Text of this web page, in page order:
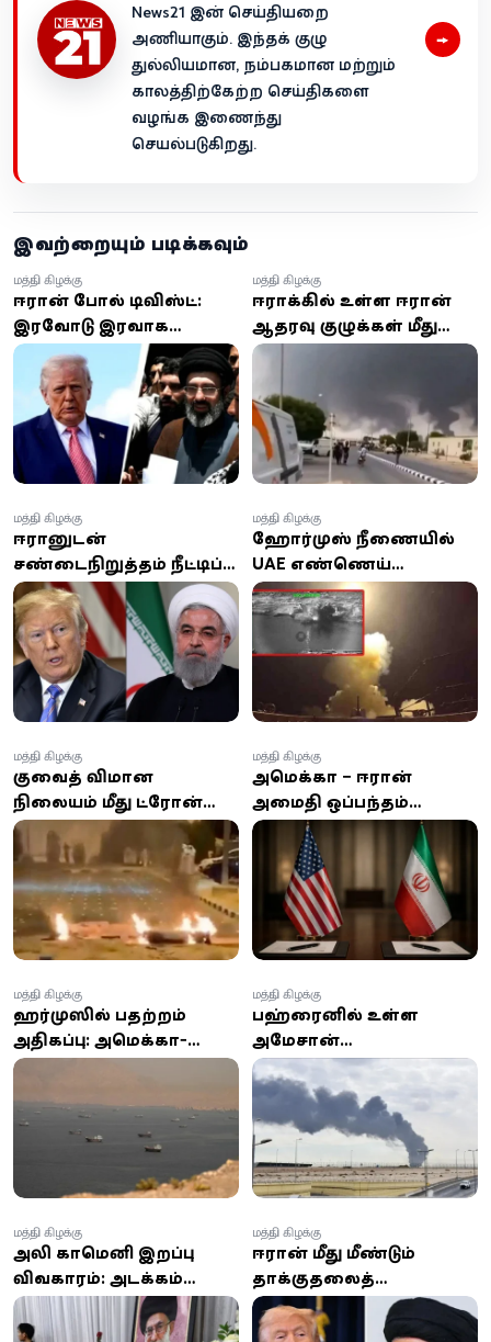
News21 இன் செய்தியறை
அணியாகும். இந்தக் குழு
துல்லியமான, நம்பகமான மற்றும்
காலத்திற்கேற்ற செய்திகளை
வழங்க இணைந்து
செயல்படுகிறது.
→
இவற்றையும் படிக்கவும்
ஈரான் போரில் டிவிஸ்ட்:
இரவோடு இரவாக
பாகிஸ்தானுக்குக்
கிளம்பும் ஈரான்
வெளியுறவு அமைச்சர் -
திடீர் பயணம் ஏன்?
மத்திய கிழக்கு
ஈராக்கில் உள்ள ஈரான்
ஆதரவு குழுக்கள் மீது
சவுதி மற்றும் அமெரிக்கா
மத்திய கிழக்கு
ஈரானுடன்
சண்டைநிறுத்தம் நீட்டிப்பு:
கூடுதல் நேரம்
வழங்கியுள்ள அமெரிக்கா
மத்திய கிழக்கு
ஹோர்முஸ் நீரிணையில்
UAE எண்ணெய்
கப்பல்கள் மீது ஈரான்
ஏவுகணைத் தாக்குதல்:
இந்தியர் உயிரிழப்பு; 8 பேர்
காயம்!
மத்திய கிழக்கு
குவைத் விமான
நிலையம் மீது ட்ரோன்
மற்றும் ஏவுகணைத்
தாக்குதல்; விமானப்
போக்குவரத்து
இடைநிறுத்தம்!
மத்திய கிழக்கு
அமெரிக்கா – ஈரான்
அமைதி ஒப்பந்தம்
வெள்ளிக்கிழமை
சுவிட்சர்லாந்தில்
கையெழுத்து! போர்
முடிவுக்கு வருமா?
மத்திய கிழக்கு
ஹர்முஸில் பதற்றம்
அதிகரிப்பு: அமெரிக்கா-
ஈரான் மோதல் தீவிரம் -
குறிவைத்து பதிலடி
தாக்குதல்
மத்திய கிழக்கு
பஹ்ரைனில் உள்ள
அமேசான்
தரவுத்தளத்தின் மீது
ஏவுகணைத் தாக்குதல்:
ஈரானின் இஸ்லாமிய
புரட்சிகர காவல்படை
உரிமை கோரல்
மத்திய கிழக்கு
அலி காமெனி இறப்பு
விவகாரம்: அடக்கம்
தாமதம் குறித்து
வெளியான தகவல்கள் –
மத்திய கிழக்கு
ஈரான் மீது மீண்டும்
தாக்குதலைத்
தொடங்கிய அமெரிக்கா -
பேச்சுவார்த்தை
மத்திய கிழக்கு